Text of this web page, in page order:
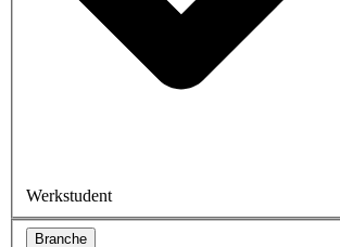
Werkstudent
Branche